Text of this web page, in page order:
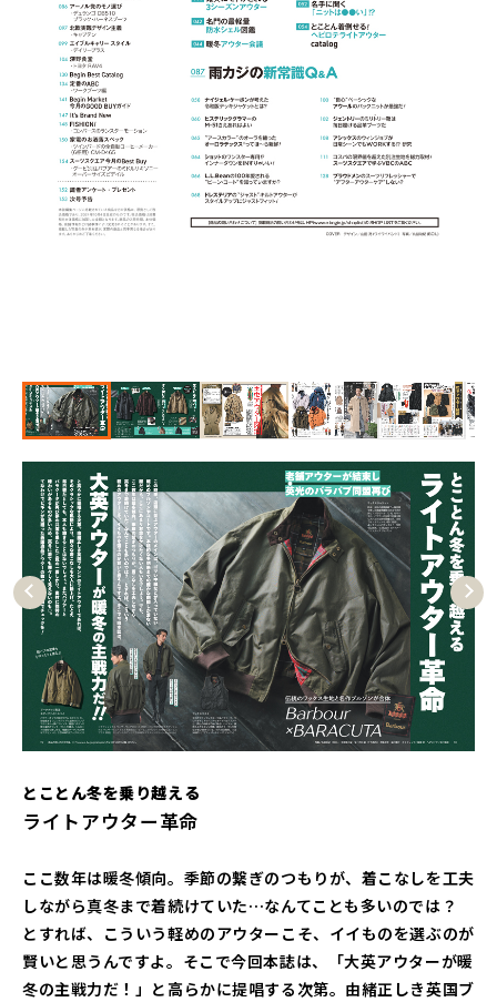
Pre
vio
とことん冬を乗り越える
ライトアウター革命
ここ数年は暖冬傾向。季節の繋ぎのつもりが、着こなしを工夫
しながら真冬まで着続けていた…なんてことも多いのでは？
とすれば、こういう軽めのアウターこそ、イイものを選ぶのが
賢いと思うんですよ。そこで今回本誌は、「大英アウターが暖
冬の主戦力だ！」と高らかに提唱する次第。由緒正しき英国ブ
ライトアウター革命
玉虫アウター図鑑
「着回し」「コスパ」「名門」3拍子の3シーズン
暖冬アウター会議
雨カジの新常識 Q&A
Nex
t